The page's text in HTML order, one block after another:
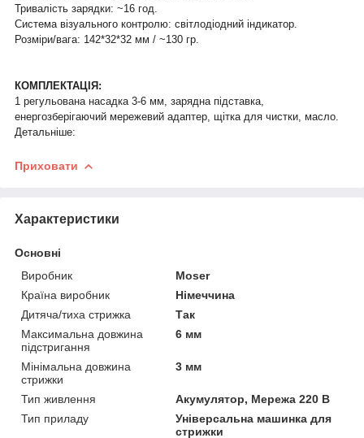
Тривалість зарядки: ~16 год.
Система візуального контролю: світлодіодний індикатор.
Розміри/вага: 142*32*32 мм / ~130 гр.
КОМПЛЕКТАЦІЯ:
1 регульована насадка 3-6 мм, зарядна підставка,
енергозберігаючий мережевий адаптер, щітка для чистки, масло.
Детальніше:
Приховати
Характеристики
Основні
Виробник
Moser
Країна виробник
Німеччина
Дитяча/тиха стрижка
Так
Максимальна довжина
підстригання
6 мм
Мінімальна довжина
стрижки
3 мм
Тип живлення
Акумулятор, Мережа 220 В
Тип приладу
Універсальна машинка для
стрижки